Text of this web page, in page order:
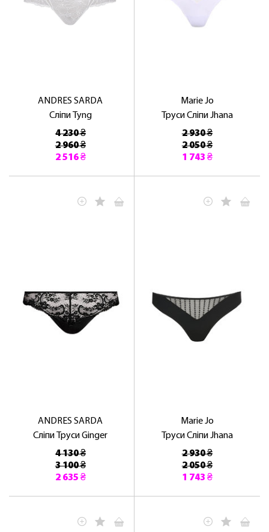
ANDRES SARDA
Сліпи Tyng
4 230 ₴
2 960 ₴
2 516 ₴
Marie Jo
Труси Сліпи Jhana
2 930 ₴
2 050 ₴
1 743 ₴
ANDRES SARDA
Сліпи Труси Ginger
4 130 ₴
3 100 ₴
2 635 ₴
Marie Jo
Труси Сліпи Jhana
2 930 ₴
2 050 ₴
1 743 ₴